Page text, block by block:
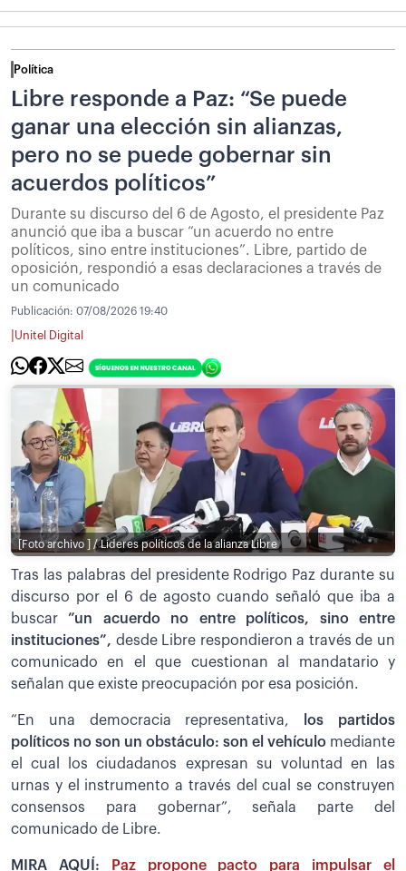
Política
Libre responde a Paz: “Se puede
ganar una elección sin alianzas,
pero no se puede gobernar sin
acuerdos políticos”
Durante su discurso del 6 de Agosto, el presidente Paz
anunció que iba a buscar “un acuerdo no entre
políticos, sino entre instituciones”. Libre, partido de
oposición, respondió a esas declaraciones a través de
un comunicado
Publicación: 07/08/2026 19:40
Unitel Digital
[Foto archivo ] / Lideres políticos de la alianza Libre
Tras las palabras del presidente Rodrigo Paz durante su
discurso por el 6 de agosto cuando señaló que iba a
buscar”un acuerdo no entre políticos, sino entre
instituciones”, desde Libre respondieron a través de un
comunicado en el que cuestionan al mandatario y
señalan que existe preocupación por esa posición.
“En una democracia representativa, los partidos
políticos no son un obstáculo: son el vehículo mediante
el cual los ciudadanos expresan su voluntad en las
urnas y el instrumento a través del cual se construyen
consensos para gobernar”, señala parte del
comunicado de Libre.
MIRA AQUÍ:
Paz propone pacto para impulsar el